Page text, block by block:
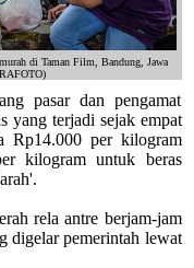
di Taman Film, Bandung, Jawa
pasar dan pengamat
yang terjadi sejak empat
Rp14.000 per kilogram
kilogram untuk beras
rela antre berjam-jam
digelar pemerintah lewat